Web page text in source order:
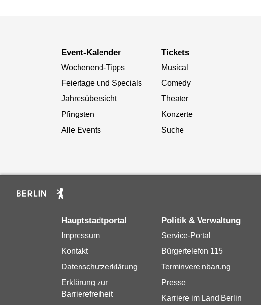
Event-Kalender
Wochenend-Tipps
Feiertage und Specials
Jahresübersicht
Pfingsten
Alle Events
Tickets
Musical
Comedy
Theater
Konzerte
Suche
Hauptstadtportal
Impressum
Kontakt
Datenschutzerklärung
Erklärung zur
Barrierefreiheit
Politik & Verwaltung
Service-Portal
Bürgertelefon 115
Terminvereinbarung
Presse
Karriere im Land Berlin